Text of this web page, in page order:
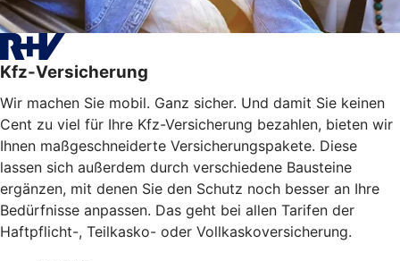
Kfz-Versicherung
Wir machen Sie mobil. Ganz sicher. Und damit Sie keinen
Cent zu viel für Ihre Kfz-Versicherung bezahlen, bieten wir
Ihnen maßgeschneiderte Versicherungspakete. Diese
lassen sich außerdem durch verschiedene Bausteine
ergänzen, mit denen Sie den Schutz noch besser an Ihre
Bedürfnisse anpassen. Das geht bei allen Tarifen der
Haftpflicht-, Teilkasko- oder Vollkaskoversicherung.